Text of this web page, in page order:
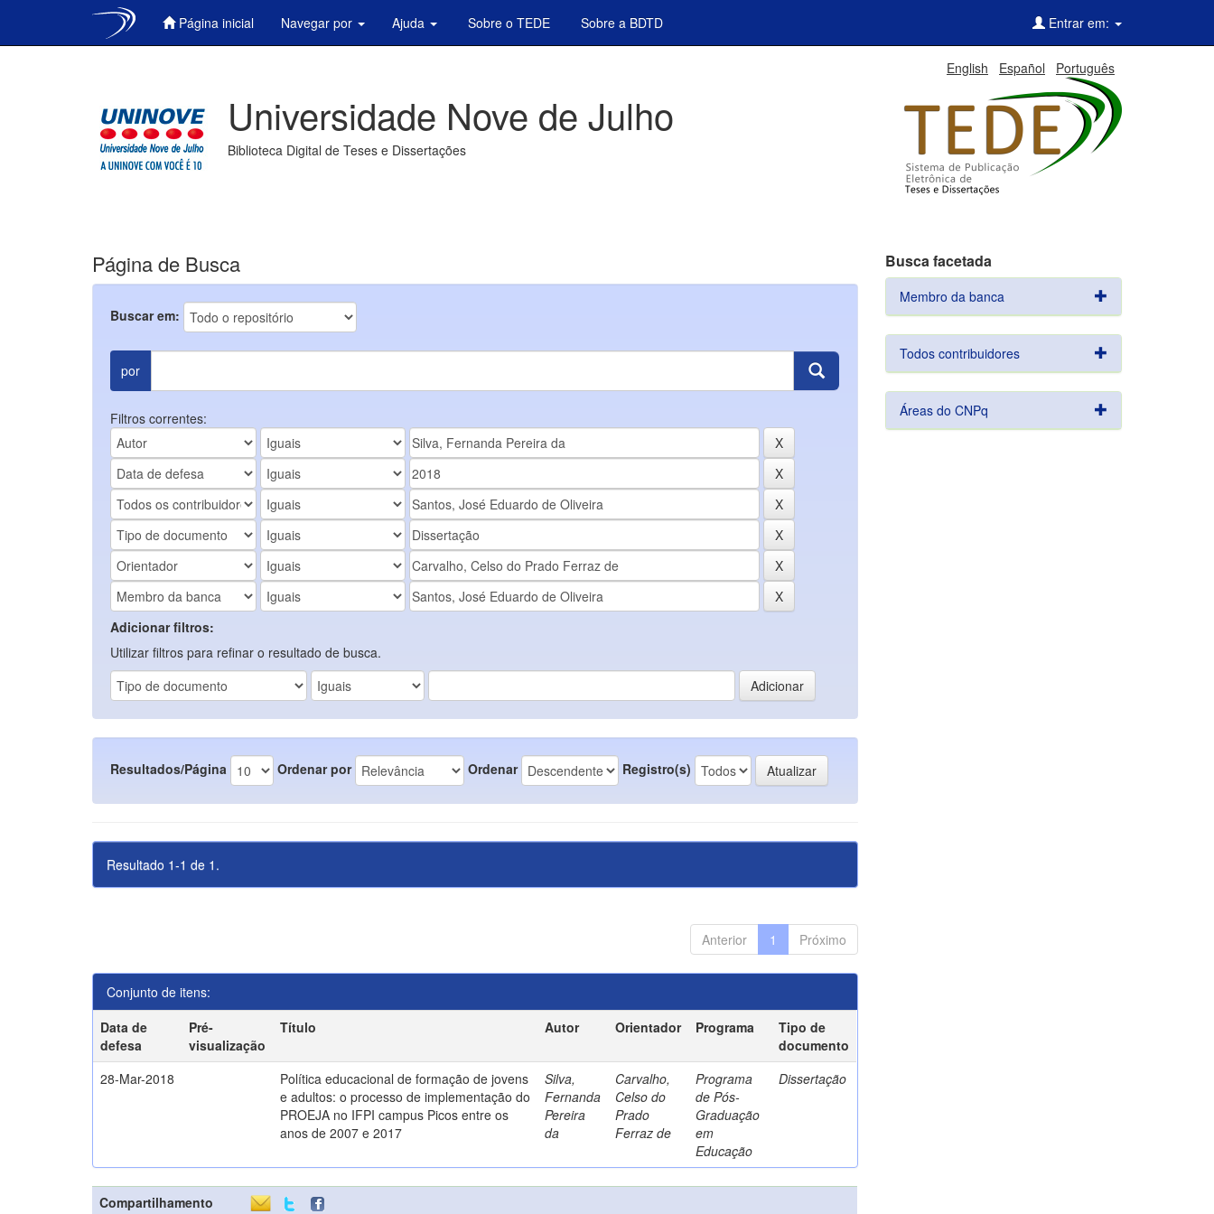
Página inicial Navegar por Ajuda Sobre o TEDE Sobre a BDTD Entrar em:
English Español Português
Universidade Nove de Julho
Biblioteca Digital de Teses e Dissertações
Página de Busca
Buscar em:
por
Filtros correntes:
Adicionar filtros:
Utilizar filtros para refinar o resultado de busca.
Resultados/Página Ordenar por Ordenar Registro(s)
Resultado 1-1 de 1.
Anterior 1 Próximo
Conjunto de itens:
Data de
defesa
Pré-
visualização
Título Autor Orientador Programa
Tipo de
documento
28-Mar-2018
Política educacional de formação de jovens
e adultos: o processo de implementação do
PROEJA no IFPI campus Picos entre os
anos de 2007 e 2017
Silva,
Fernanda
Pereira
da
Carvalho,
Celso do
Prado
Ferraz de
Programa
de Pós-
Graduação
em
Educação
Dissertação
Compartilhamento
Busca facetada
Membro da banca
Todos contribuidores
Áreas do CNPq